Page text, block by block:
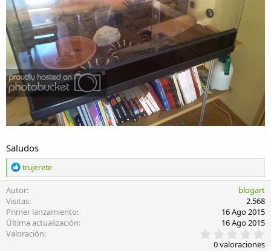
Saludos
R
e
c
c
i
o
n
trujerete
Autor
blogart
Visitas
2.568
Primer lanzamiento
16 Ago 2015
Última actualización
16 Ago 2015
Valoración
,
0 valoraciones